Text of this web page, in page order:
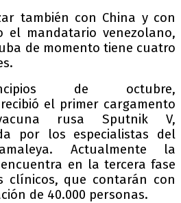
también con China y con
el mandatario venezolano,
de momento tiene cuatro
de octubre,
el primer cargamento
rusa Sputnik V,
por los especialistas del
Actualmente la
en la tercera fase
clínicos, que contarán con
de 40.000 personas.